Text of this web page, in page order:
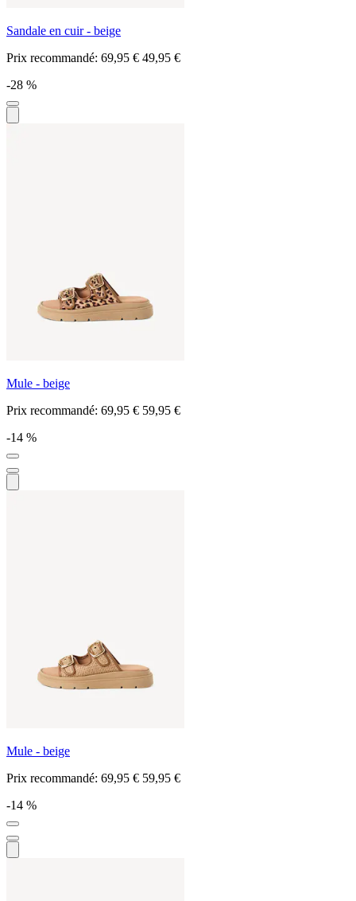
Sandale en cuir - beige
Prix recommandé: 69,95 € 49,95 €
-28 %
Mule - beige
Prix recommandé: 69,95 € 59,95 €
-14 %
Mule - beige
Prix recommandé: 69,95 € 59,95 €
-14 %